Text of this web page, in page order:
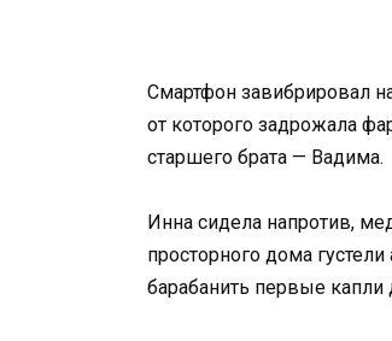
Смартфон завибрировал
от которого задрожала
старшего брата — Вадима.
Инна сидела напротив,
просторного дома
барабанить первые капли